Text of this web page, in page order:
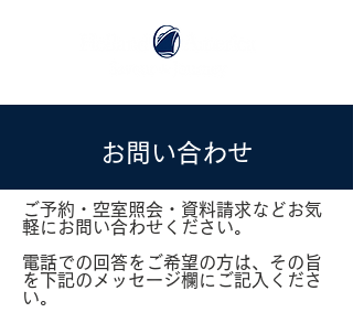
お問い合わせ
ご予約・空室照会・資料請求などお気
軽にお問い合わせください。
電話での回答をご希望の方は、その旨
を下記のメッセージ欄にご記入くださ
い。